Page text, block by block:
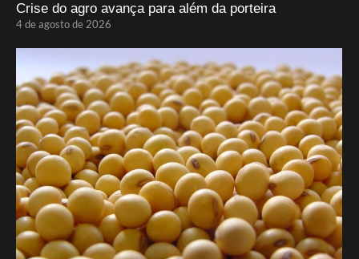
Crise do agro avança para além da porteira
4 de agosto de 2026